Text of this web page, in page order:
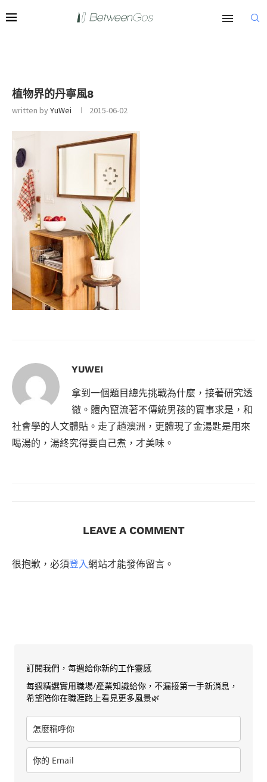
植物界的丹寧風8
written byYuWei 2015-06-02
YUWEI
拿到一個題目總先挑戰為什麼，接著研究透
徹。體內竄流著不傳統男孩的實事求是，和
社會學的人文體貼。走了趟澳洲，更體現了金湯匙是用來
喝湯的，湯終究得要自己煮，才美味。
LEAVE A COMMENT
很抱歉，必須登入網站才能發佈留言。
訂閱我們，每週給你新的工作靈感
每週精選實用職場/產業知識給你，不漏接第一手新消息，
希望陪你在職涯路上看見更多風景🌿